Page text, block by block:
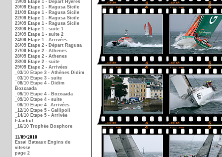
19/09 Etape 1 - Départ Hyères
20/09 Etape 1 - Ragusa Sicile
21/09 Etape 1 - Ragusa Sicile
22/09 Etape 1 - Ragusa Sicile
23/09 Etape 1 - Ragusa Sicile
23/09 Etape 1 - suite 1
23/09 Etape 1 - suite 2
24/09 Etape 1 - Arrivées
26/09 Etape 2 - Départ Ragusa
27/09 Etape 2 - Athenes
28/09 Etape 2 - Athenes
28/09 Etape 2 - suite
29/09 Etape 2 - Arrivées
_03/10 Etape 3 - Athènes Didim
_03/10 Etape 3 - suite
_08/10 Etape 4 - Didim
Bozcaada
_09/10 Etape 4 - Bozcaada
_09/10 Etape 4 - suite
_09/10 Etape 4 _Arrivées
_12/10 Etape 5 - Gallipoli
_14/10 Etape 5 - Arrivée
Istanbul
_16/10 Trophée Bosphore
11/09/2010
Essai Bateaux Engins de
vitesse
page 2